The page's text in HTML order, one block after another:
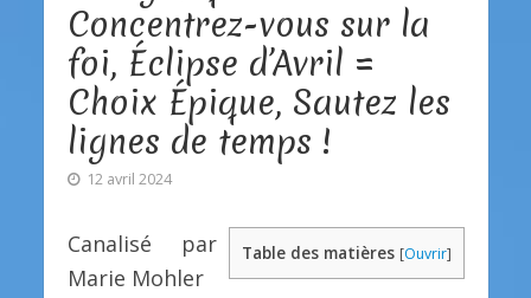
Concentrez-vous sur la
foi, Éclipse d’Avril =
Choix Épique, Sautez les
lignes de temps !
12 avril 2024
Table des matières [Ouvrir]
Canalisé par
Marie Mohler